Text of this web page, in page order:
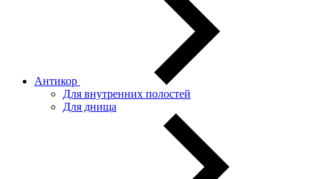
Антикор
Для внутренних полостей
Для днища